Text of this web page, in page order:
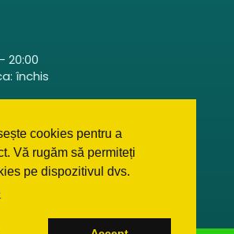
cookies pentru a
Vă rugăm să permiteți
pe dispozitivul dvs.
20:00
închis
Popa Zoran. Toate drepturile